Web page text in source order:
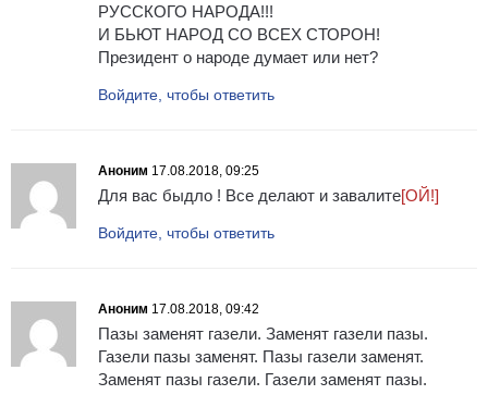
РУССКОГО НАРОДА!!!
И БЬЮТ НАРОД СО ВСЕХ СТОРОН!
Президент о народе думает или нет?
Войдите, чтобы ответить
Аноним 17.08.2018, 09:25
Для вас быдло ! Все делают и завалите[ОЙ!]
Войдите, чтобы ответить
Аноним 17.08.2018, 09:42
Пазы заменят газели. Заменят газели пазы.
Газели пазы заменят. Пазы газели заменят.
Заменят пазы газели. Газели заменят пазы.